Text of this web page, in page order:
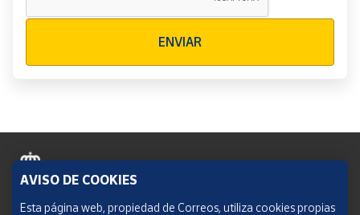
ENVIAR
Política de cookies
AVISO DE COOKIES
Esta página web, propiedad de Correos, utiliza cookies propias